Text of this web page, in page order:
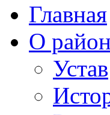
Главная
О
Устав